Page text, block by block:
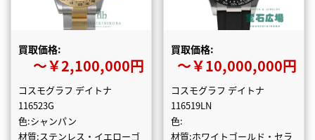
買取価格:
〜￥2,100,000円
コスモグラフ デイトナ
116523G
色:シャンパン
材質:ステンレス・イエローゴ
買取価格:
〜￥10,000,000円
コスモグラフ デイトナ
116519LN
色:
材質:ホワイトゴールド・セラ